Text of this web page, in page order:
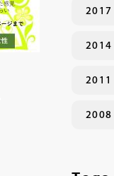
2017
2014
2011
2008